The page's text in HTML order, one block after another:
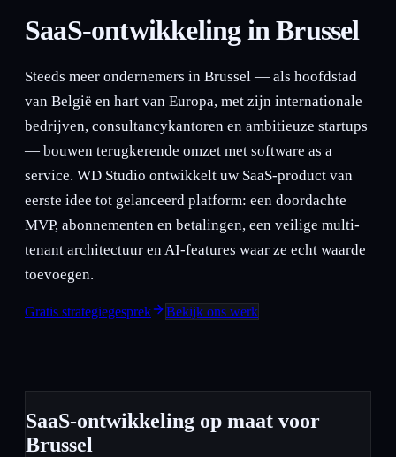
SaaS-ontwikkeling in Brussel
Steeds meer ondernemers in Brussel — als hoofdstad
van België en hart van Europa, met zijn internationale
bedrijven, consultancykantoren en ambitieuze startups
— bouwen terugkerende omzet met software as a
service. WD Studio ontwikkelt uw SaaS-product van
eerste idee tot gelanceerd platform: een doordachte
MVP, abonnementen en betalingen, een veilige multi-
tenant architectuur en AI-features waar ze echt waarde
toevoegen.
Gratis strategiegesprek Bekijk ons werk
SaaS-ontwikkeling op maat voor
Brussel